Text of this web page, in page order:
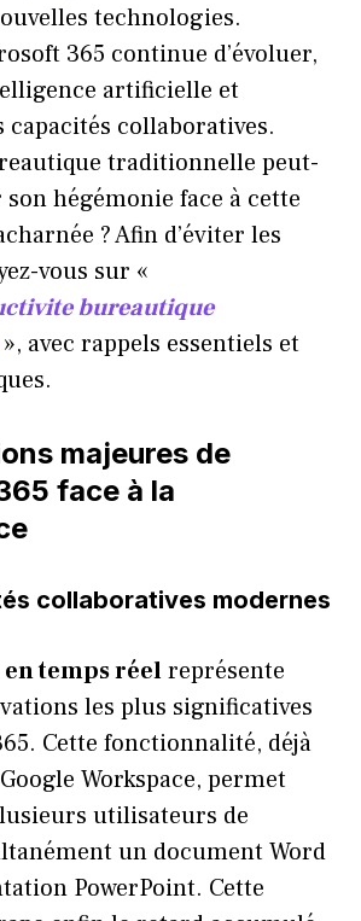
technologies.
365 continue d’évoluer,
artificielle et
capacités collaboratives.
traditionnelle peut-
hégémonie face à cette
? Afin d’éviter les
vous sur «
bureautique
avec rappels essentiels et
majeures de
face à la
collaboratives modernes
temps réelreprésente
les plus significatives
Cette fonctionnalité, déjà
Workspace, permet
utilisateurs de
un document Word
PowerPoint. Cette